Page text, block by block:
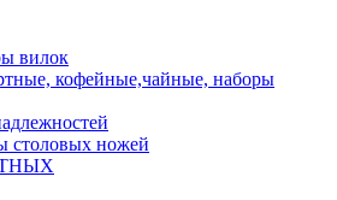
вилок
кофейные,чайные, наборы
столовых ножей